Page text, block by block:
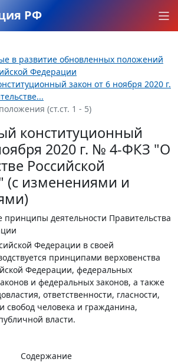
РФ
в развитие обновленных положений
Федерации
закон от 6 ноября 2020 г.
(ст.ст. 1 - 5)
конституционный
2020 г. № 4-ФКЗ "О
Российской
(с изменениями и
принципы деятельности Правительства
Федерации в своей
принципами верховенства
Федерации, федеральных
и федеральных законов, а также
ответственности, гласности,
свобод человека и гражданина,
власти.
Содержание